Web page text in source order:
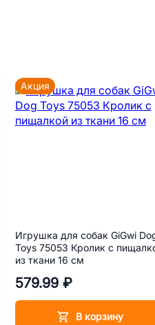
Игрушка для собак GiGwi
Toys 75053 Кролик с
из ткани 16 см
579.99 ₽
В корзину
Акция